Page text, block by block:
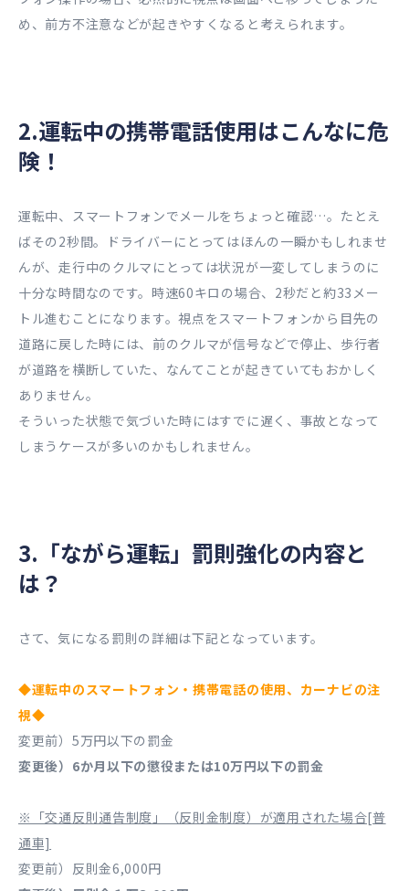
め、前方不注意などが起きやすくなると考えられます。
2.運転中の携帯電話使用はこんなに危
険！
運転中、スマートフォンでメールをちょっと確認…。たとえ
ばその2秒間。ドライバーにとってはほんの一瞬かもしれませ
んが、走行中のクルマにとっては状況が一変してしまうのに
十分な時間なのです。時速60キロの場合、2秒だと約33メー
トル進むことになります。視点をスマートフォンから目先の
道路に戻した時には、前のクルマが信号などで停止、歩行者
が道路を横断していた、なんてことが起きていてもおかしく
ありません。
そういった状態で気づいた時にはすでに遅く、事故となって
しまうケースが多いのかもしれません。
3.「ながら運転」罰則強化の内容と
は？
さて、気になる罰則の詳細は下記となっています。
◆運転中のスマートフォン・携帯電話の使用、カーナビの注
視◆
変更前）5万円以下の罰金
変更後）6か月以下の懲役または10万円以下の罰金
※「交通反則通告制度」（反則金制度）が適用された場合[普
通車]
変更前）反則金6,000円